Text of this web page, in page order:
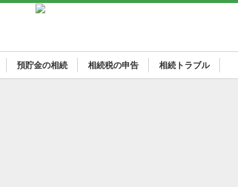
預貯金の相続 相続税の申告 相続トラブル